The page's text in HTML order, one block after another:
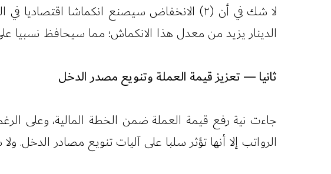
لا شك في أن (٢) الانخفاض سيصنع انكماشا
الدينار يزيد من معدل هذا الانكماش؛ مما سيحافظ نسبيا
ثانيا — تعزيز قيمة العملة وتنويع مصدر الدخل
جاءت نية رفع قيمة العملة ضمن الخطة المالية، وعلى
الرواتب إلا أنها تؤثر سلبا على آليات تنويع مصادر